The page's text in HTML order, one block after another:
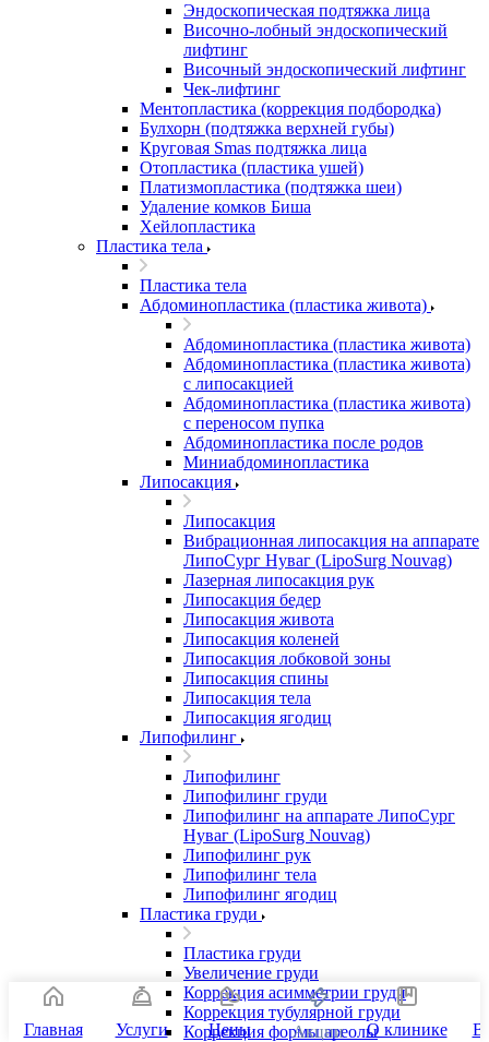
Эндоскопическая подтяжка лица
Височно-лобный эндоскопический
лифтинг
Височный эндоскопический лифтинг
Чек-лифтинг
Ментопластика (коррекция подбородка)
Булхорн (подтяжка верхней губы)
Круговая Smas подтяжка лица
Отопластика (пластика ушей)
Платизмопластика (подтяжка шеи)
Удаление комков Биша
Хейлопластика
Пластика тела
Пластика тела
Абдоминопластика (пластика живота)
Абдоминопластика (пластика живота)
Абдоминопластика (пластика живота)
с липосакцией
Абдоминопластика (пластика живота)
с переносом пупка
Абдоминопластика после родов
Миниабдоминопластика
Липосакция
Липосакция
Вибрационная липосакция на аппарате
ЛипоСург Нуваг (LipoSurg Nouvag)
Лазерная липосакция рук
Липосакция бедер
Липосакция живота
Липосакция коленей
Липосакция лобковой зоны
Липосакция спины
Липосакция тела
Липосакция ягодиц
Липофилинг
Липофилинг
Липофилинг груди
Липофилинг на аппарате ЛипоСург
Нуваг (LipoSurg Nouvag)
Липофилинг рук
Липофилинг тела
Липофилинг ягодиц
Пластика груди
Пластика груди
Увеличение груди
Коррекция асимметрии груди
Коррекция тубулярной груди
Коррекция формы ареолы
Главная Услуги Цены Акции О клинике